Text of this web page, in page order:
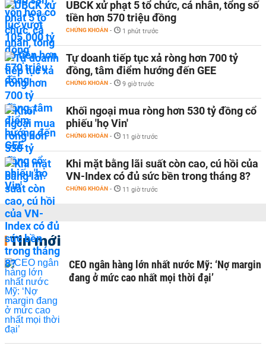
UBCK xử phạt 5 tổ chức, cá nhân, tổng số
tiền hơn 570 triệu đồng
CHỨNG KHOÁN - 1 phút trước
Tự doanh tiếp tục xả ròng hơn 700 tỷ
đồng, tâm điểm hướng đến GEE
CHỨNG KHOÁN - 9 giờ trước
Khối ngoại mua ròng hơn 530 tỷ đồng cổ
phiếu 'họ Vin'
CHỨNG KHOÁN - 11 giờ trước
Khi mặt bằng lãi suất còn cao, cú hồi của
VN-Index có đủ sức bền trong tháng 8?
CHỨNG KHOÁN - 11 giờ trước
Tin mới
CEO ngân hàng lớn nhất nước Mỹ: ‘Nợ margin
đang ở mức cao nhất mọi thời đại’